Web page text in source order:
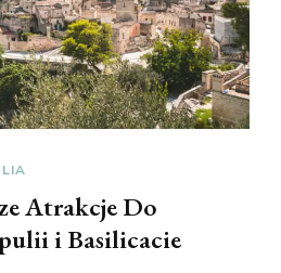
Atrakcje Do
i Basilicacie